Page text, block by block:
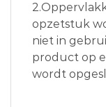
opzetstuk
niet in
product op
wordt